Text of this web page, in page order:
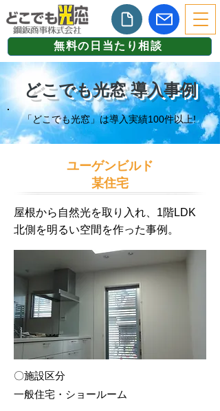
無料の日当たり相談
どこでも光窓 導入事例
「どこでも光窓」は導入実績100件以上!
ユーゲンビルド
某住宅
屋根から自然光を取り入れ、1階LDK
北側を明るい空間を作った事例。
〇施設区分
一般住宅・ショールーム